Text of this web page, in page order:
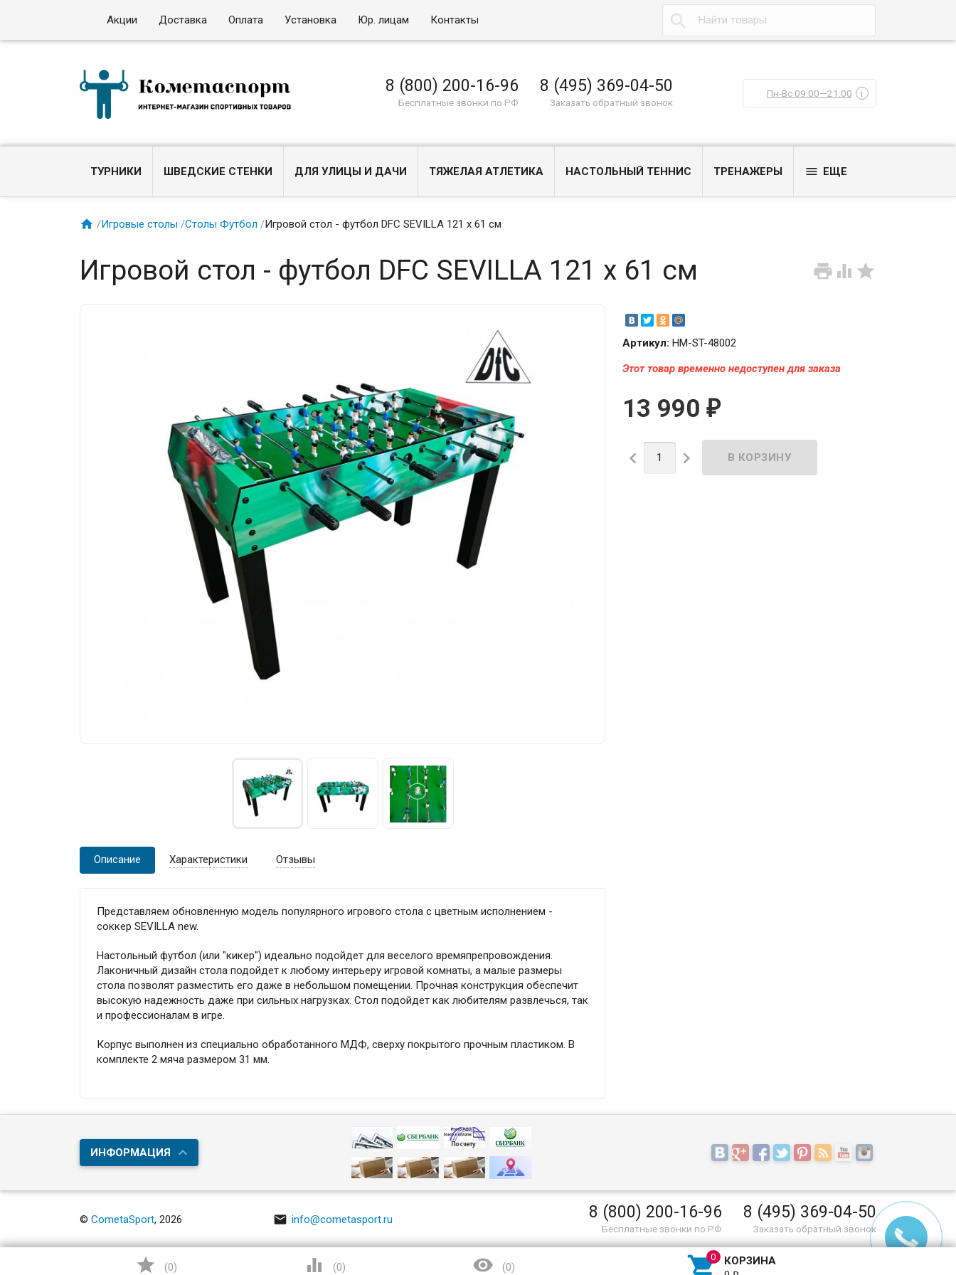
Акции Доставка Оплата Установка Юр. лицам Контакты 
8 (800) 200-16-96
Бесплатные звонки по РФ
8 (495) 369-04-50
Заказать обратный звонок
Пн-Вс 09:00—21:00 i
ТУРНИКИ ШВЕДСКИЕ СТЕНКИ ДЛЯ УЛИЦЫ И ДАЧИ ТЯЖЕЛАЯ АТЛЕТИКА НАСТОЛЬНЫЙ ТЕННИС ТРЕНАЖЕРЫ  ЕЩЕ
 /Игровые столы /Столы Футбол /Игровой стол - футбол DFC SEVILLA 121 х 61 см
  
Игровой стол - футбол DFC SEVILLA 121 х 61 см
Артикул: HM-ST-48002
Этот товар временно недоступен для заказа
13 990 ₽
 
Описание Характеристики Отзывы
Представляем обновленную модель популярного игрового стола с цветным исполнением -
соккер SEVILLA new.
Настольный футбол (или "кикер") идеально подойдет для веселого времяпрепровождения.
Лаконичный дизайн стола подойдет к любому интерьеру игровой комнаты, а малые размеры
стола позволят разместить его даже в небольшом помещении. Прочная конструкция обеспечит
высокую надежность даже при сильных нагрузках. Стол подойдет как любителям развлечься, так
и профессионалам в игре.
Корпус выполнен из специально обработанного МДФ, сверху покрытого прочным пластиком. В
комплекте 2 мяча размером 31 мм.
ИНФОРМАЦИЯ
©CometaSport, 2026  info@cometasport.ru 8 (800) 200-16-96
Бесплатные звонки по РФ
8 (495) 369-04-50
Заказать обратный звонок
 (0)  (0)  (0)  КОРЗИНА